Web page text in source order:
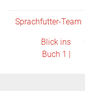
Sprachfutter-Team
Blick ins
Buch 1 |